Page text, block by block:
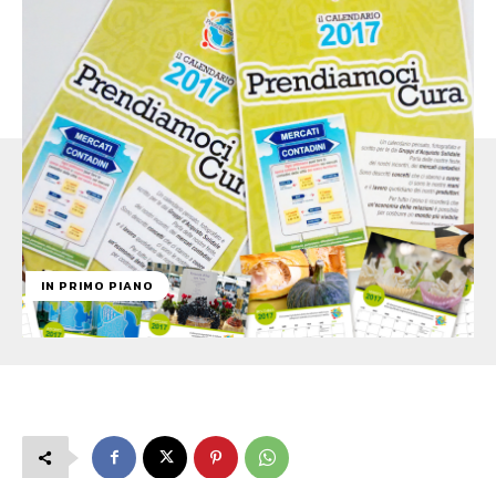
IN PRIMO PIANO